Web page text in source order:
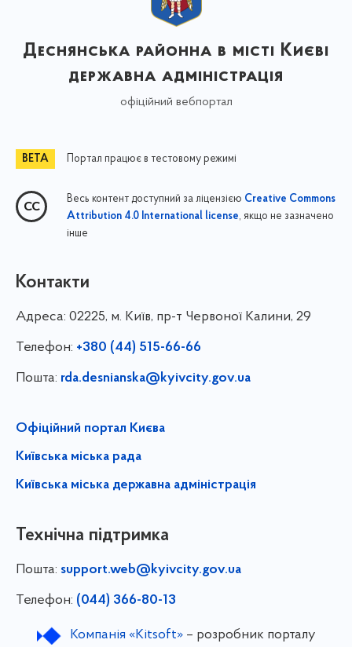
Деснянська районна в місті Києві
державна адміністрація
офіційний вебпортал
Портал працює в тестовому режимі
Весь контент доступний за ліцензією Creative Commons
Attribution 4.0 International license, якщо не зазначено
інше
Контакти
Адреса: 02225, м. Київ, пр-т Червоної Калини, 29
Телефон: +380 (44) 515-66-66
Пошта: rda.desnianska@kyivcity.gov.ua
Офіційний портал Києва
Київська міська рада
Київська міська державна адміністрація
Технічна підтримка
Пошта: support.web@kyivcity.gov.ua
Телефон: (044) 366-80-13
Компанія «Kitsoft»– розробник порталу